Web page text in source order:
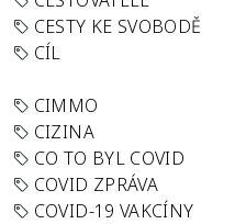
CESTY KE SVOBODĚ
CÍL
CIMMO
CIZINA
CO TO BYL COVID
COVID ZPRÁVA
COVID-19 VAKCÍNY